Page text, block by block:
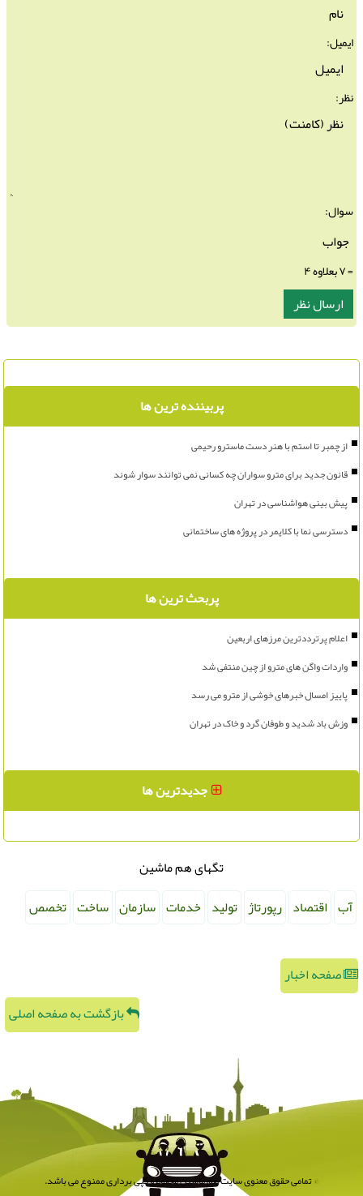
ایمیل:
نظر:
سوال:
پربیننده ترین ها
از چمبر تا استم با هنر دست ماسترو رحیمی
قانون جدید برای مترو سواران چه کسانی نمی توانند سوار شوند
پیش بینی هواشناسی در تهران
دسترسی نما با کلایمر در پروژه های ساختمانی
پربحث ترین ها
اعلام پرترددترین مرزهای اربعین
واردات واگن های مترو از چین منتفی شد
پاییز امسال خبرهای خوشی از مترو می رسد
وزش باد شدید و طوفان گرد و خاک در تهران
جدیدترین ها
تگهای هم ماشین
آب
اقتصاد رپورتاژ تولید خدمات سازمان ساخت تخصص
صفحه اخبار
بازگشت به صفحه اصلی
© تمامی حقوق معنوی سایت هم ماشین محفوظ و کپی برداری ممنوع می باشد.